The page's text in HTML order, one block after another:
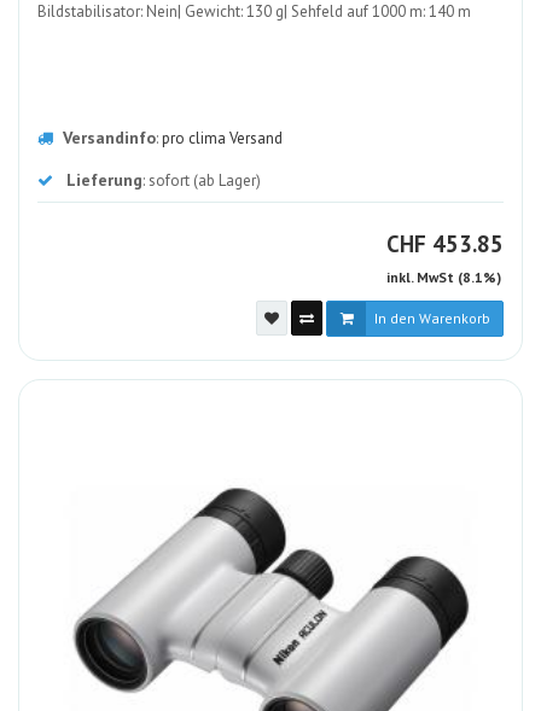
Bildstabilisator: Nein| Gewicht: 130 g| Sehfeld auf 1000 m: 140 m
Versandinfo:pro clima Versand
Lieferung: sofort (ab Lager)
CHF CHF
453.85
inkl. MwSt (8.1%)
In den Warenkorb